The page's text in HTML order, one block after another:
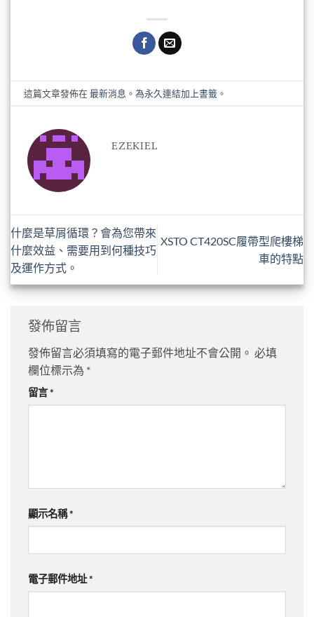
這篇文章發佈在最新消息 。為永久連結加上書籤 。
EZEKIEL
什麼是草屑循環？會為您帶來
什麼效益、需要用到何種技巧
及運作方式。
XSTO CT420SC履帶型爬樓梯
車的特點
發佈留言
發佈留言必須填寫的電子郵件地址不會公開。 必填
欄位標示為 *
留言*
顯示名稱*
電子郵件地址*